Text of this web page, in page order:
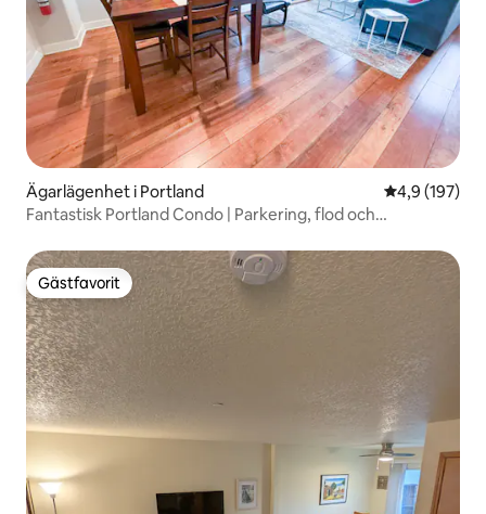
Ägarlägenhet i Portland 4,9 av 5 i
4,9 (197)
Fantastisk Portland Condo | Parkering, flod och
Gästfavorit
Gästfavorit